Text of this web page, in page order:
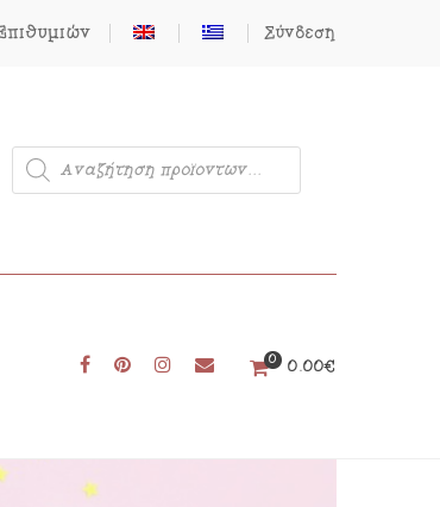
Σύνδεση
Μονόκερος
Δωρεάν Πατρόν
0 0.00€